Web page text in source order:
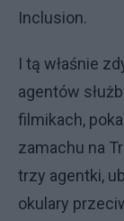
Inclusion.
I tą właśnie
agentów
filmikach,
zamachu na
trzy agentki,
okulary